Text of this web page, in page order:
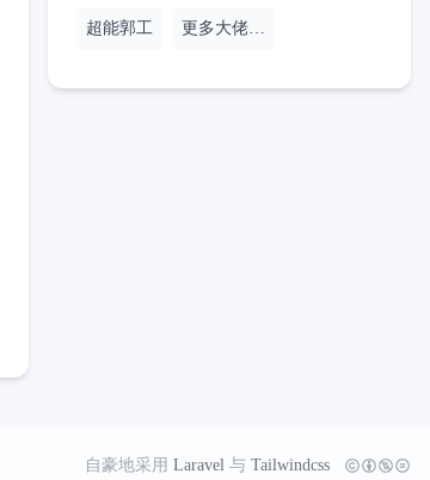
超能郭工 更多大佬…
自豪地采用 Laravel 与 Tailwindcss